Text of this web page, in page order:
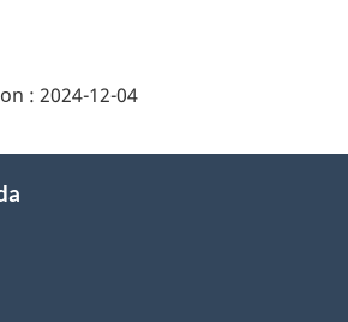
: 2024-12-04